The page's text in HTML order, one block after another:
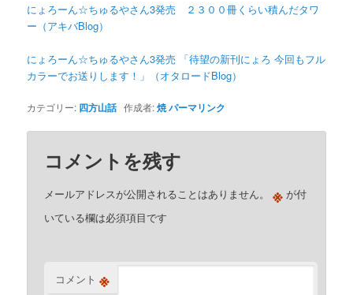
にょろーん☆ちゅるやさん3発売 ２３００冊くらい積んだタワ
ー（アキバBlog）
にょろーん☆ちゅるやさん3発売 「待望の新刊にょろ 今回もフル
カラーでお送りします！」（オタロードBlog）
カテゴリー: 四方山話作成者:焼パーマリンク
コメントを残す
メールアドレスが公開されることはありません。 ※ が付
いている欄は必須項目です
コメント ※